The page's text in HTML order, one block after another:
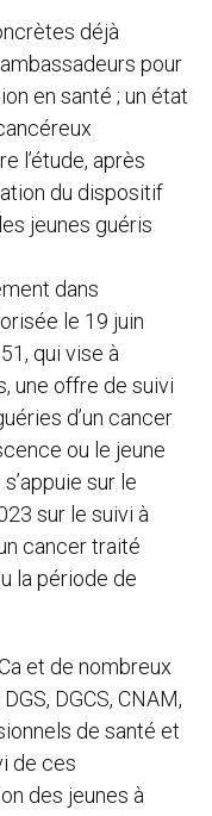
déjà
pour
en santé ; un état
l’étude, après
du dispositif
jeunes guéris
dans
le 19 juin
qui vise à
une offre de suivi
d’un cancer
ou le jeune
sur le
sur le suivi à
cancer traité
la période de
et de nombreux
DGCS, CNAM,
de santé et
de ces
des jeunes à